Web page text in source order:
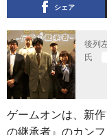
シェア
後列
氏
ゲームオンは、新
の継承者』のカン